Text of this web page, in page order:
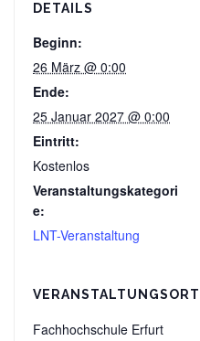
DETAILS
Beginn:
26 März @ 0:00
Ende:
25 Januar 2027 @ 0:00
Eintritt:
Kostenlos
Veranstaltungskategori
e:
LNT-Veranstaltung
VERANSTALTUNGSORT
Fachhochschule Erfurt